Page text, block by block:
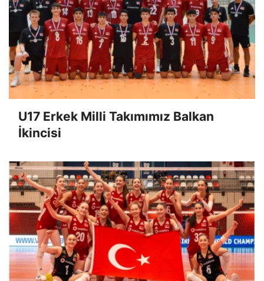
U17 Erkek Milli Takımımız Balkan
İkincisi